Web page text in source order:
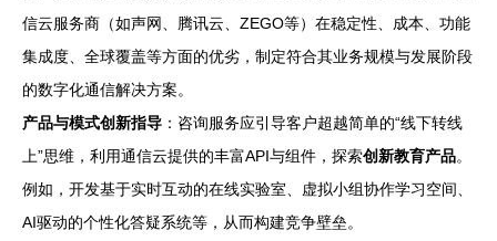
信云服务商（如声网、腾讯云、ZEGO等）在稳定性、成本、功能
集成度、全球覆盖等方面的优劣，制定符合其业务规模与发展阶段
的数字化通信解决方案。
产品与模式创新指导 ：咨询服务应引导客户超越简单的“线下转线
上”思维，利用通信云提供的丰富API与组件，探索创新教育产品。
例如，开发基于实时互动的在线实验室、虚拟小组协作学习空间、
AI驱动的个性化答疑系统等，从而构建竞争壁垒。